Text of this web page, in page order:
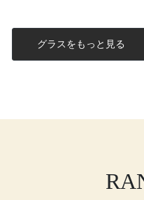
グラスをもっと見る